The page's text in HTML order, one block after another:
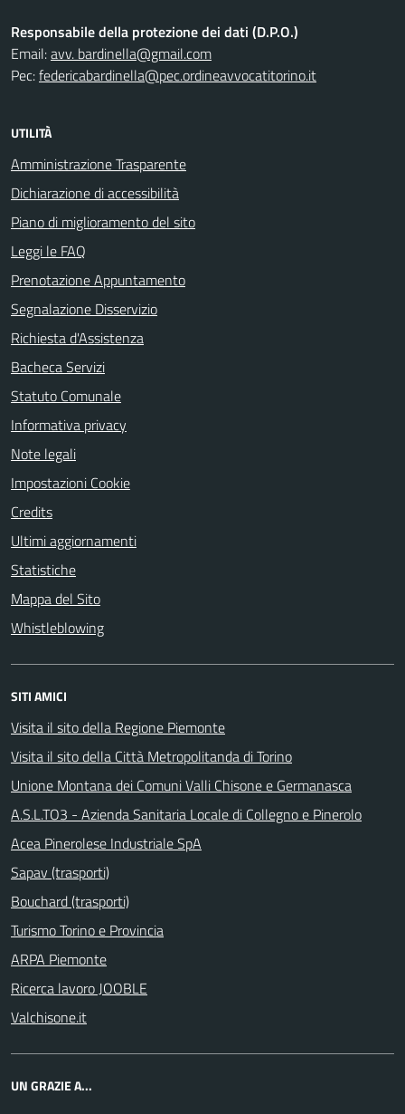
Responsabile della protezione dei dati (D.P.O.)
Email:avv. bardinella@gmail.com
Pec:federicabardinella@pec.ordineavvocatitorino.it
UTILITÀ
Amministrazione Trasparente
Dichiarazione di accessibilità
Piano di miglioramento del sito
Leggi le FAQ
Prenotazione Appuntamento
Segnalazione Disservizio
Richiesta d'Assistenza
Bacheca Servizi
Statuto Comunale
Informativa privacy
Note legali
Impostazioni Cookie
Credits
Ultimi aggiornamenti
Statistiche
Mappa del Sito
Whistleblowing
SITI AMICI
Visita il sito della Regione Piemonte
Visita il sito della Città Metropolitanda di Torino
Unione Montana dei Comuni Valli Chisone e Germanasca
A.S.L.TO3 - Azienda Sanitaria Locale di Collegno e Pinerolo
Acea Pinerolese Industriale SpA
Sapav (trasporti)
Bouchard (trasporti)
Turismo Torino e Provincia
ARPA Piemonte
Ricerca lavoro JOOBLE
Valchisone.it
UN GRAZIE A...